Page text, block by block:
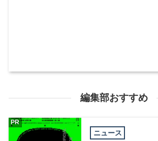
編集部おすすめ
ニュース
PR